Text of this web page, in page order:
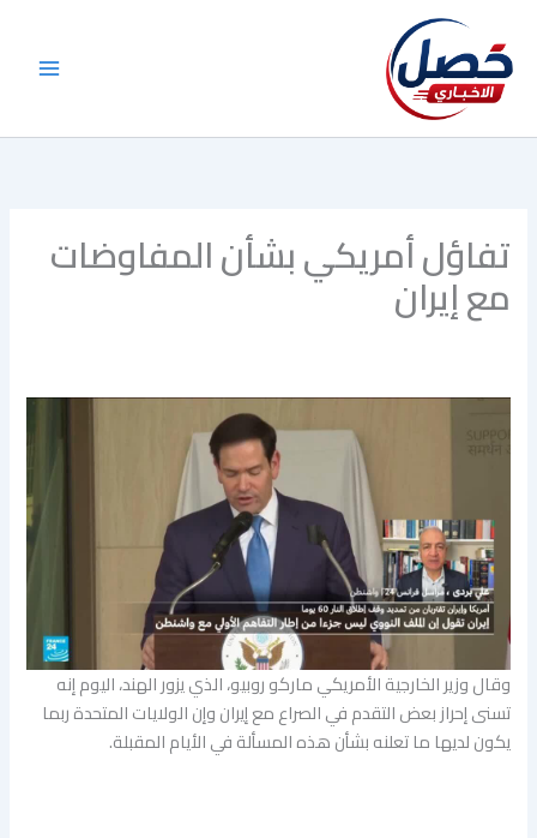
المحتوى
تفاؤل أمريكي بشأن المفاوضات
مع إيران
وقال وزير الخارجية الأمريكي ماركو روبيو، الذي يزور الهند، اليوم إنه
تسنى إحراز بعض التقدم في الصراع مع إيران وإن الولايات المتحدة ربما
يكون لديها ما تعلنه بشأن هذه المسألة في الأيام المقبلة.